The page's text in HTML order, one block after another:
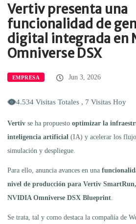
Vertiv presenta una
funcionalidad de
digital integrada en
Omniverse DSX
EMPRESA Jun 3, 2026
4.534 Visitas Totales , 7 Visitas Hoy
Vertiv se ha propuesto optimizar la
inteligencia artificial (IA) y acelerar los
simulación y despliegue.
Para ello, anuncia avances en una
nivel de producción para Vertiv
NVIDIA Omniverse DSX Blueprint
Se trata, tal y como destaca la compañía de